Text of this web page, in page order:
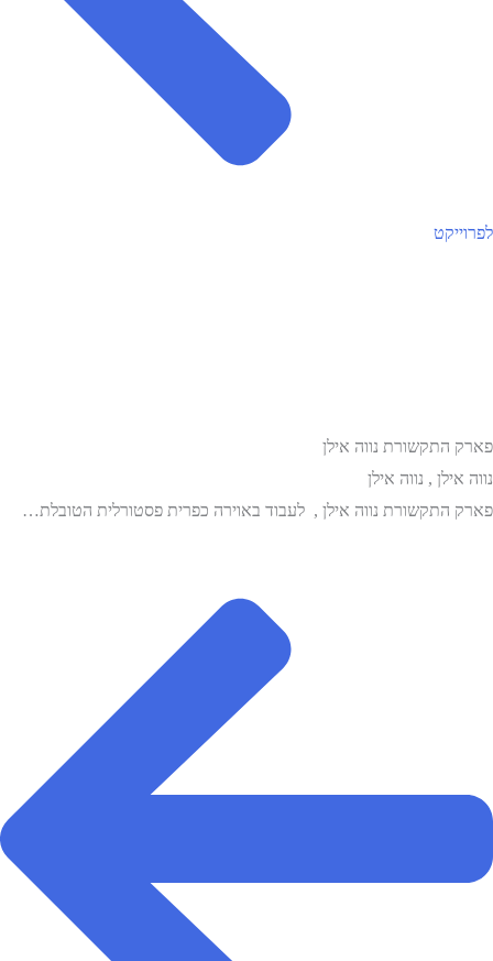
לפרוייקט
פארק התקשורת נווה אילן
נווה אילן , נווה אילן
פארק התקשורת נווה אילן , לעבוד באוירה כפרית פסטורלית הטובלת…